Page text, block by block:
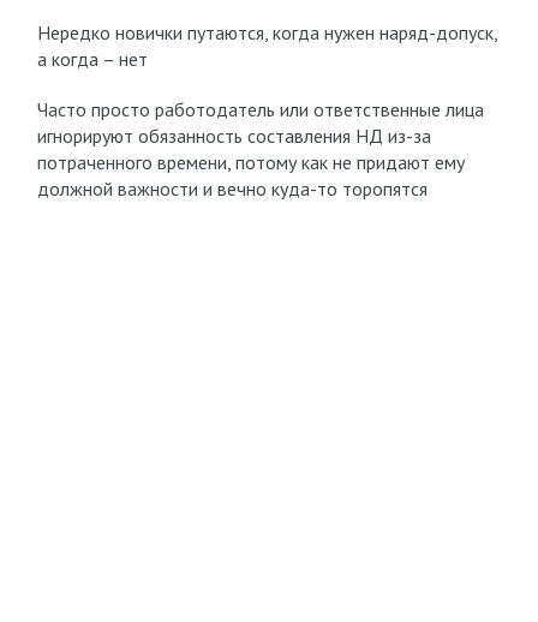
Нередко новички путаются, когда нужен наряд-допуск,
а когда – нет
Часто просто работодатель или ответственные лица
игнорируют обязанность составления НД из-за
потраченного времени, потому как не придают ему
должной важности и вечно куда-то торопятся